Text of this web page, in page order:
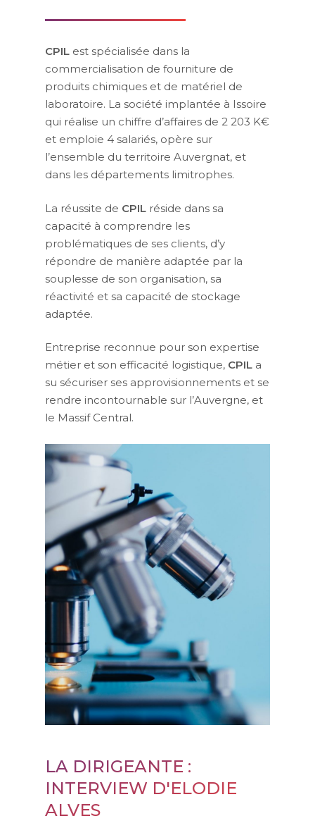
CPIL est spécialisée dans la
commercialisation de fourniture de
produits chimiques et de matériel de
laboratoire. La société implantée à Issoire
qui réalise un chiffre d’affaires de 2 203 K€
et emploie 4 salariés, opère sur
l’ensemble du territoire Auvergnat, et
dans les départements limitrophes.
La réussite de CPIL réside dans sa
capacité à comprendre les
problématiques de ses clients, d’y
répondre de manière adaptée par la
souplesse de son organisation, sa
réactivité et sa capacité de stockage
adaptée.
Entreprise reconnue pour son expertise
métier et son efficacité logistique, CPIL a
su sécuriser ses approvisionnements et se
rendre incontournable sur l’Auvergne, et
le Massif Central.
LA DIRIGEANTE :
INTERVIEW D'ELODIE
ALVES